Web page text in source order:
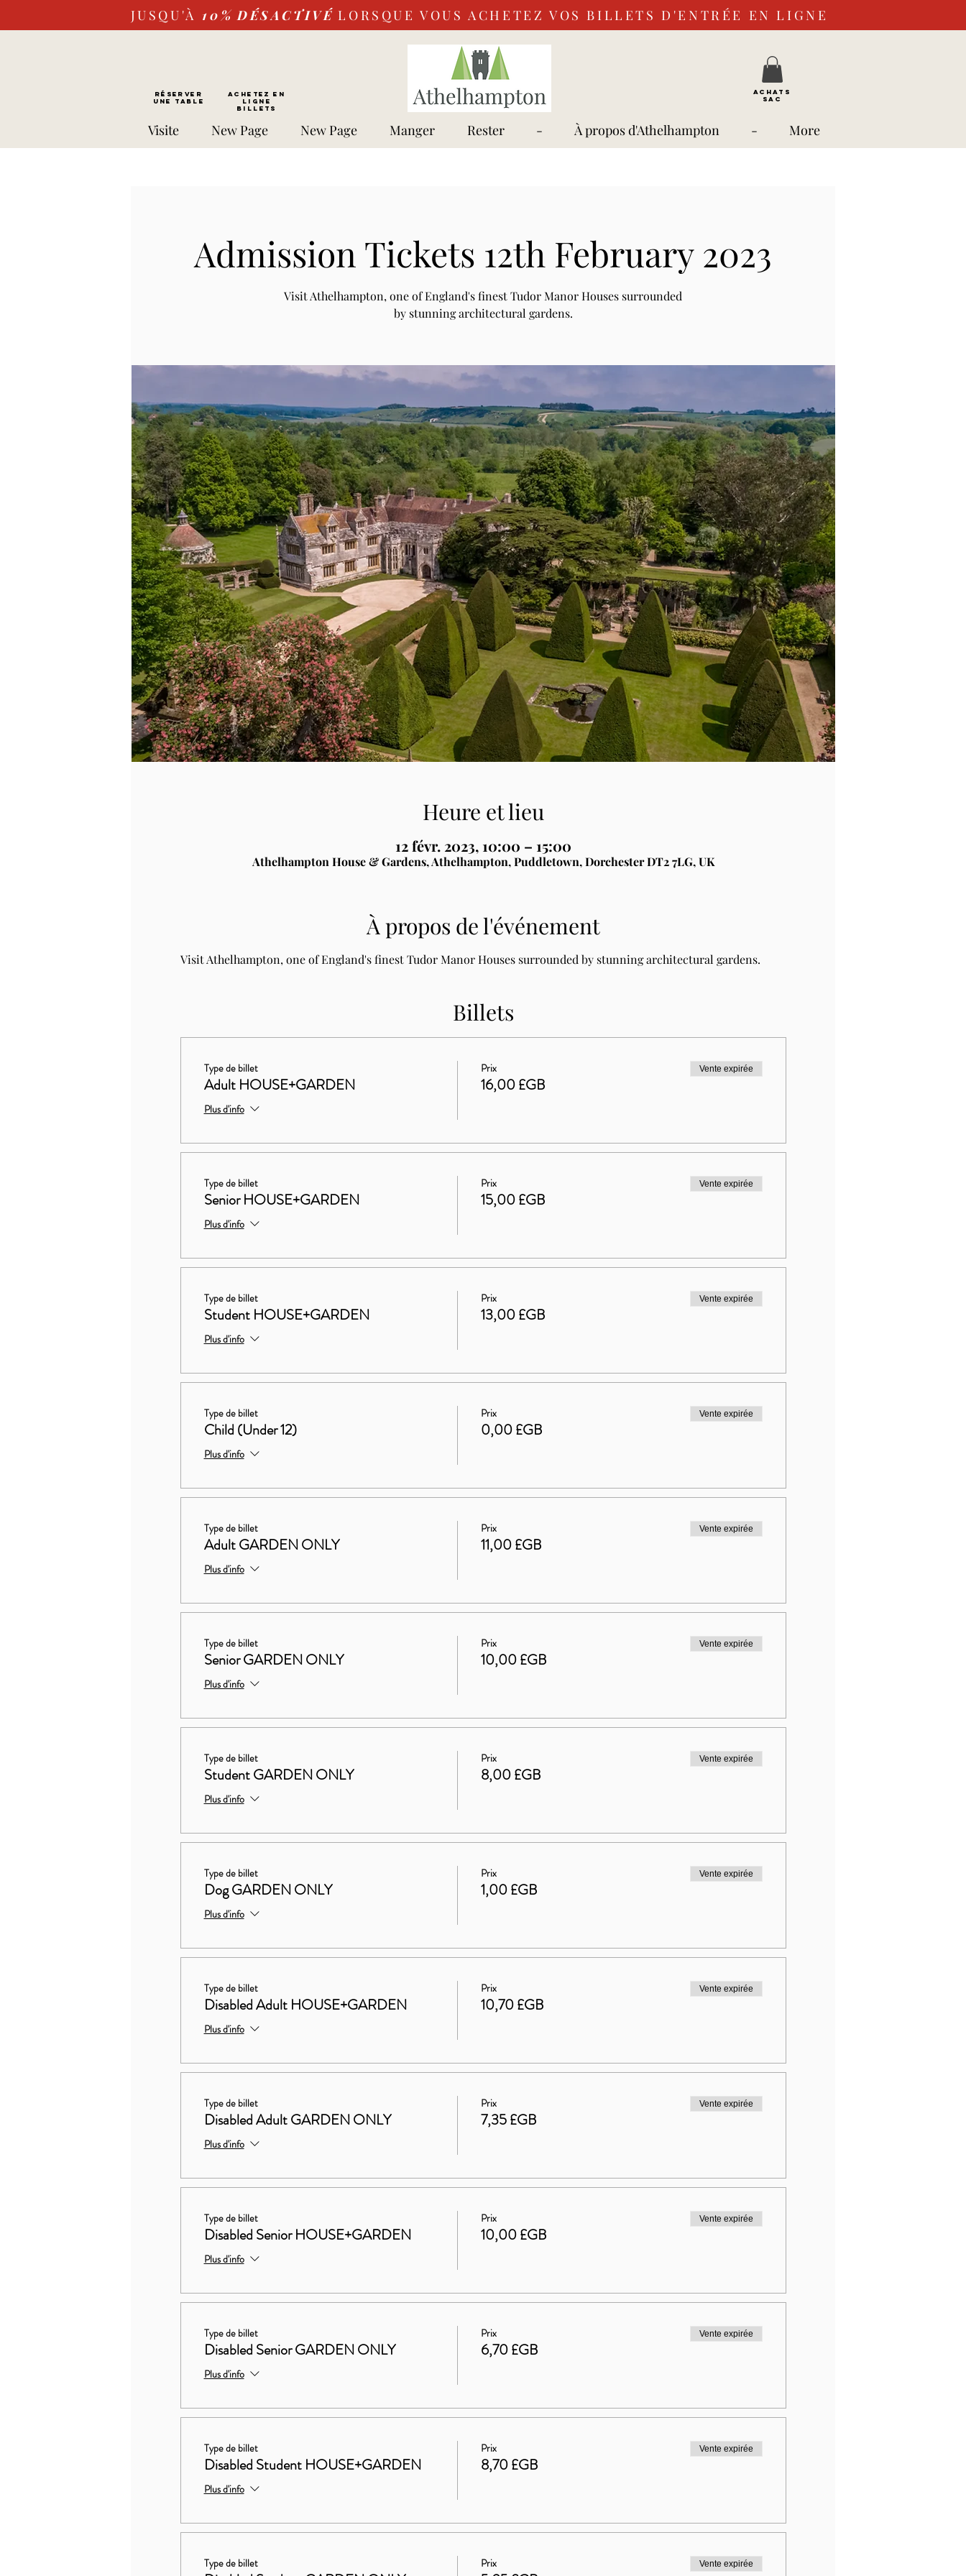
JUSQU'À 10% DÉSACTIVÉ LORSQUE VOUS ACHETEZ VOS BILLETS D'ENTRÉE EN LIGNE
RÉSERVER
UNE TABLE
Achetez EN
LIGNE
Billets
ACHATS
SAC
Visite New Page New Page Manger Rester - À propos d'Athelhampton - More
Admission Tickets 12th February 2023
Visit Athelhampton, one of England's finest Tudor Manor Houses surrounded
by stunning architectural gardens.
Heure et lieu
12 févr. 2023, 10:00 – 15:00
Athelhampton House & Gardens, Athelhampton, Puddletown, Dorchester DT2 7LG, UK
À propos de l'événement
Visit Athelhampton, one of England's finest Tudor Manor Houses surrounded by stunning architectural gardens.
Billets
Type de billet
Adult HOUSE+GARDEN
Plus d'info
Prix
16,00 £GB
Vente expirée
Type de billet
Senior HOUSE+GARDEN
Plus d'info
Prix
15,00 £GB
Vente expirée
Type de billet
Student HOUSE+GARDEN
Plus d'info
Prix
13,00 £GB
Vente expirée
Type de billet
Child (Under 12)
Plus d'info
Prix
0,00 £GB
Vente expirée
Type de billet
Adult GARDEN ONLY
Plus d'info
Prix
11,00 £GB
Vente expirée
Type de billet
Senior GARDEN ONLY
Plus d'info
Prix
10,00 £GB
Vente expirée
Type de billet
Student GARDEN ONLY
Plus d'info
Prix
8,00 £GB
Vente expirée
Type de billet
Dog GARDEN ONLY
Plus d'info
Prix
1,00 £GB
Vente expirée
Type de billet
Disabled Adult HOUSE+GARDEN
Plus d'info
Prix
10,70 £GB
Vente expirée
Type de billet
Disabled Adult GARDEN ONLY
Plus d'info
Prix
7,35 £GB
Vente expirée
Type de billet
Disabled Senior HOUSE+GARDEN
Plus d'info
Prix
10,00 £GB
Vente expirée
Type de billet
Disabled Senior GARDEN ONLY
Plus d'info
Prix
6,70 £GB
Vente expirée
Type de billet
Disabled Student HOUSE+GARDEN
Plus d'info
Prix
8,70 £GB
Vente expirée
Type de billet Prix Vente expirée